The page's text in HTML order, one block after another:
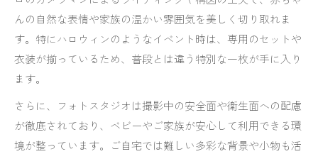
んの自然な表情や家族の温かい雰囲気を美しく切り取れま
す。特にハロウィンのようなイベント時は、専用のセットや
衣装が揃っているため、普段とは違う特別な一枚が手に入り
ます。
さらに、フォトスタジオは撮影中の安全面や衛生面への配慮
が徹底されており、ベビーやご家族が安心して利用できる環
境が整っています。ご自宅では難しい多彩な背景や小物も活